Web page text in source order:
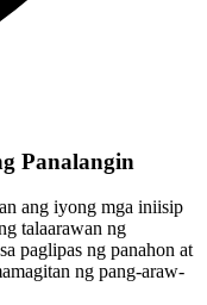
Panalangin
ang iyong mga iniisip
talaarawan ng
paglipas ng panahon at
ng pang-araw-